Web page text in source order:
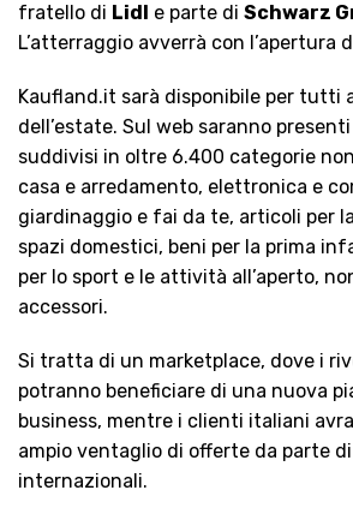
fratello di Lidl e parte di Schwarz
L’atterraggio avverrà con l’apertura
Kaufland.it sarà disponibile per tutti
dell’estate. Sul web saranno
suddivisi in oltre 6.400 categorie
casa e arredamento, elettronica e
giardinaggio e fai da te, articoli per
spazi domestici, beni per la prima
per lo sport e le attività all’aperto,
accessori.
Si tratta di un marketplace, dove i
potranno beneficiare di una nuova
business, mentre i clienti italiani
ampio ventaglio di offerte da parte
internazionali.